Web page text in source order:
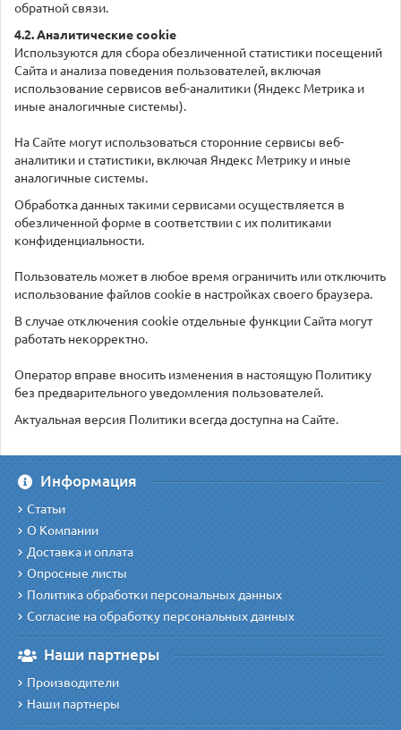
обратной связи.
4.2. Аналитические cookie
Используются для сбора обезличенной статистики посещений
Сайта и анализа поведения пользователей, включая
использование сервисов веб-аналитики (Яндекс Метрика и
иные аналогичные системы).
На Сайте могут использоваться сторонние сервисы веб-
аналитики и статистики, включая Яндекс Метрику и иные
аналогичные системы.
Обработка данных такими сервисами осуществляется в
обезличенной форме в соответствии с их политиками
конфиденциальности.
Пользователь может в любое время ограничить или отключить
использование файлов cookie в настройках своего браузера.
В случае отключения cookie отдельные функции Сайта могут
работать некорректно.
Оператор вправе вносить изменения в настоящую Политику
без предварительного уведомления пользователей.
Актуальная версия Политики всегда доступна на Сайте.
Информация
Статьи
О Компании
Доставка и оплата
Опросные листы
Политика обработки персональных данных
Согласие на обработку персональных данных
Наши партнеры
Производители
Наши партнеры